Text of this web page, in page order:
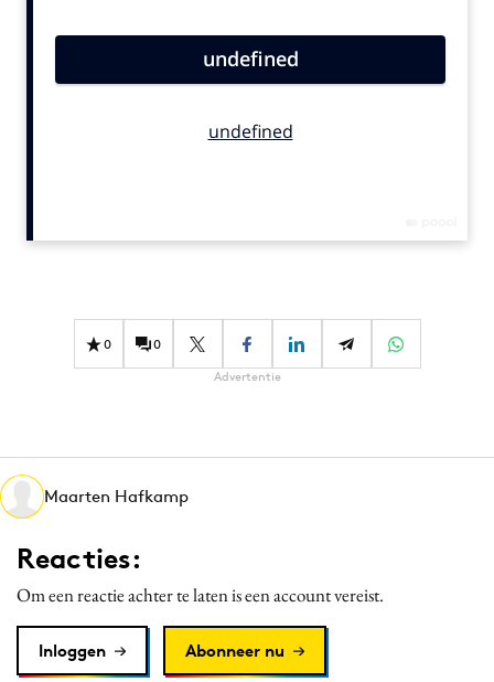
Carriere
Diversiteit
Interne communicatie
Martech
Media
Merkstrategie
PR
Purpose Marketing
0 0
Advertentie
Maarten Hafkamp
Reacties:
Om een reactie achter te laten is een account vereist.
Inloggen Abonneer nu